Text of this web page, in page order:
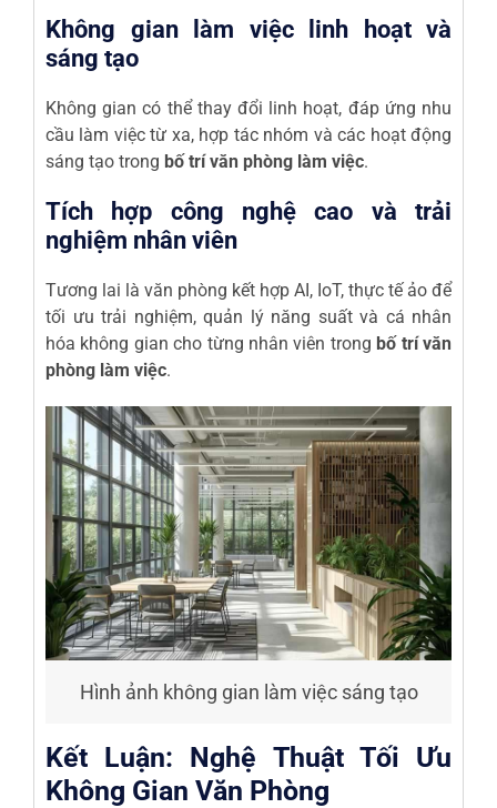
Không gian làm việc linh hoạt và
sáng tạo
Không gian có thể thay đổi linh hoạt, đáp ứng nhu
cầu làm việc từ xa, hợp tác nhóm và các hoạt động
sáng tạo trong bố trí văn phòng làm việc.
Tích hợp công nghệ cao và trải
nghiệm nhân viên
Tương lai là văn phòng kết hợp AI, IoT, thực tế ảo để
tối ưu trải nghiệm, quản lý năng suất và cá nhân
hóa không gian cho từng nhân viên trong bố trí văn
phòng làm việc.
Hình ảnh không gian làm việc sáng tạo
Kết Luận: Nghệ Thuật Tối Ưu
Không Gian Văn Phòng